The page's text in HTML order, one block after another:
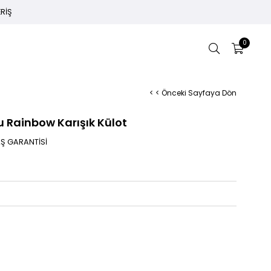
0
< < Önceki Sayfaya Dön
Rainbow Karışık Külot
GARANTİSİ